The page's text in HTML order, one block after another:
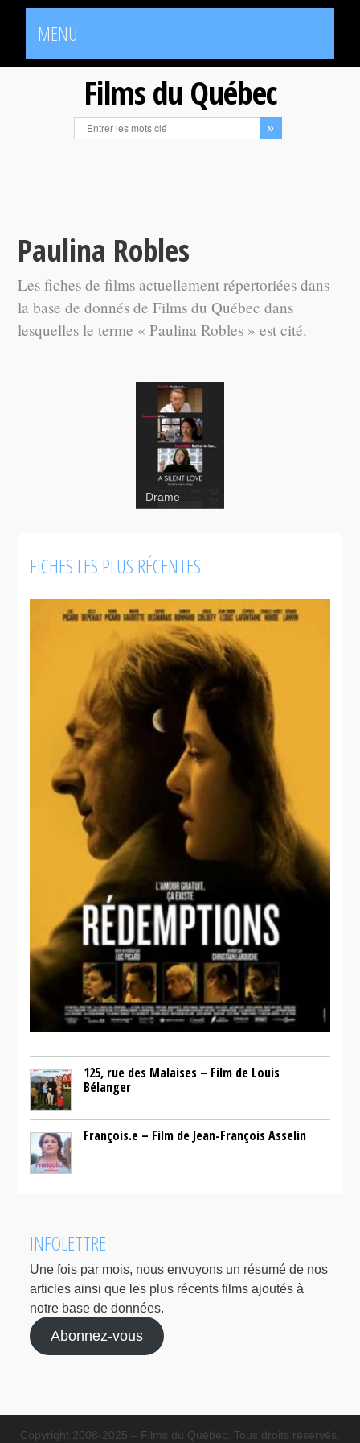
MENU
Films du Québec
Paulina Robles
Les fiches de films actuellement répertoriées dans
la base de donnés de Films du Québec dans
lesquelles le terme « Paulina Robles » est cité.
A Silent
Drame
FICHES LES PLUS RÉCENTES
125, rue des Malaises – Film de Louis
Bélanger
François.e – Film de Jean-François Asselin
INFOLETTRE
Une fois par mois, nous envoyons un résumé de nos
articles ainsi que les plus récents films ajoutés à
notre base de données.
Abonnez-vous
Copyright 2008-2025 – Films du Québec. Tous droits réservés.